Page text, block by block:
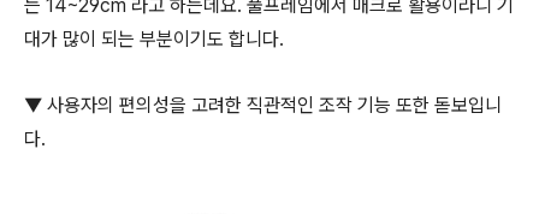
는 14~29cm 라고 하는데요. 풀프레임에서 매크로 활용이라니 기
대가 많이 되는 부분이기도 합니다.
▼ 사용자의 편의성을 고려한 직관적인 조작 기능 또한 돋보입니
다.